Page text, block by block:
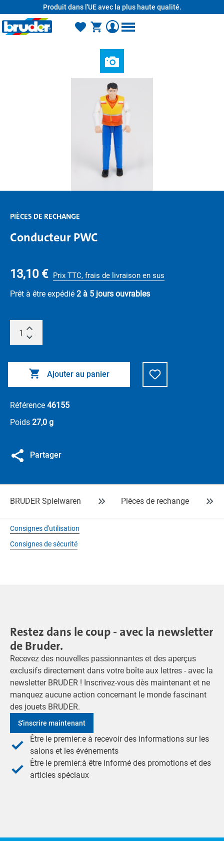
Produit dans l'UE avec la plus haute qualité.
PIÈCES DE RECHANGE
Conducteur PWC
13,10 € Prix TTC, frais de livraison en sus
Prêt à être expédié 2 à 5 jours ouvrables
Ajouter au panier
Référence 46155
Poids 27,0 g
Partager
BRUDER Spielwaren Pièces de rechange
Consignes d'utilisation
Consignes de sécurité
Restez dans le coup - avec la newsletter
de Bruder.
Recevez des nouvelles passionnantes et des aperçus
exclusifs directement dans votre boîte aux lettres - avec la
newsletter BRUDER ! Inscrivez-vous dès maintenant et ne
manquez aucune action concernant le monde fascinant
des jouets BRUDER.
S'inscrire maintenant
Être le premier:e à recevoir des informations sur les
salons et les événements
Être le premier:à être informé des promotions et des
articles spéciaux